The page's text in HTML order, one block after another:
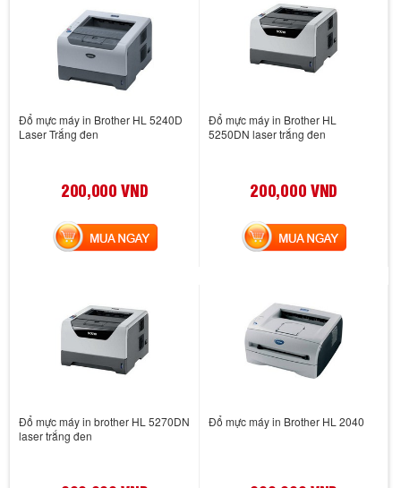
Đổ mực máy in Brother HL 5240D
Laser Trắng đen
200,000 VND
MUA NGAY
Đổ mực máy in Brother HL
5250DN laser trắng đen
200,000 VND
MUA NGAY
Đổ mực máy in brother HL 5270DN
laser trắng đen
Đổ mực máy in Brother HL 2040